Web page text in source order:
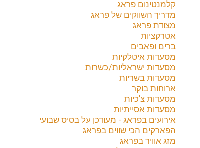
קלמנטינום פראג
מדריך השווקים של פראג
מצודת פראג
אטרקציות
ברים ופאבים
מסעדות איטלקיות
מסעדות ישראליות/כשרות
מסעדות בשריות
ארוחות בוקר
מסעדות צ'כיות
מסעדות אסייתיות
אירועים בפראג - מעודכן על בסיס שבועי
הפארקים הכי שווים בפראג
מזג אוויר בפראג